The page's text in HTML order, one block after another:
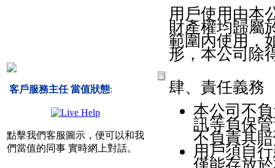
客戶服務主任 當值狀態:
點擊我們客服圖示，便可以和我
們當值的同事 實時網上對話。
用戶使用由本
財產權均歸屬
範圍內使用，
形，本公司除
肆、責任義務
本公司不
訊等負保
不負責其
用戶須自